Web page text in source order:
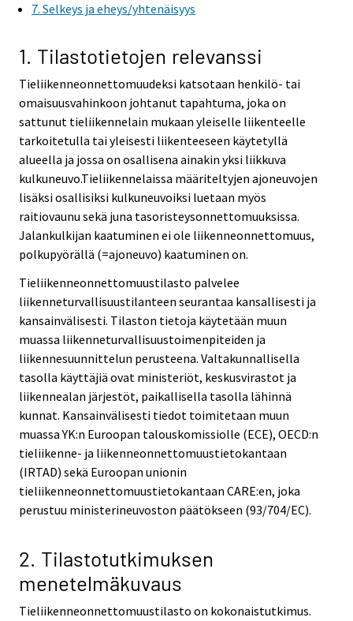
7. Selkeys ja eheys/yhtenäisyys
1. Tilastotietojen relevanssi
Tieliikenneonnettomuudeksi katsotaan henkilö- tai
omaisuusvahinkoon johtanut tapahtuma, joka on
sattunut tieliikennelain mukaan yleiselle liikenteelle
tarkoitetulla tai yleisesti liikenteeseen käytetyllä
alueella ja jossa on osallisena ainakin yksi liikkuva
kulkuneuvo.Tieliikennelaissa määriteltyjen ajoneuvojen
lisäksi osallisiksi kulkuneuvoiksi luetaan myös
raitiovaunu sekä juna tasoristeysonnettomuuksissa.
Jalankulkijan kaatuminen ei ole liikenneonnettomuus,
polkupyörällä (=ajoneuvo) kaatuminen on.
Tieliikenneonnettomuustilasto palvelee
liikenneturvallisuustilanteen seurantaa kansallisesti ja
kansainvälisesti. Tilaston tietoja käytetään muun
muassa liikenneturvallisuustoimenpiteiden ja
liikennesuunnittelun perusteena. Valtakunnallisella
tasolla käyttäjiä ovat ministeriöt, keskusvirastot ja
liikennealan järjestöt, paikallisella tasolla lähinnä
kunnat. Kansainvälisesti tiedot toimitetaan muun
muassa YK:n Euroopan talouskomissiolle (ECE), OECD:n
tieliikenne- ja liikenneonnettomuustietokantaan
(IRTAD) sekä Euroopan unionin
tieliikenneonnettomuustietokantaan CARE:en, joka
perustuu ministerineuvoston päätökseen (93/704/EC).
2. Tilastotutkimuksen
menetelmäkuvaus
Tieliikenneonnettomuustilasto on kokonaistutkimus.